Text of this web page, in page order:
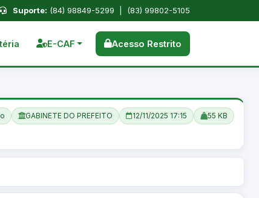
Suporte: (84) 98849-5299 | (83) 99802-5105
E-CAF Acesso Restrito
GABINETE DO PREFEITO 12/11/2025 17:15 55 KB